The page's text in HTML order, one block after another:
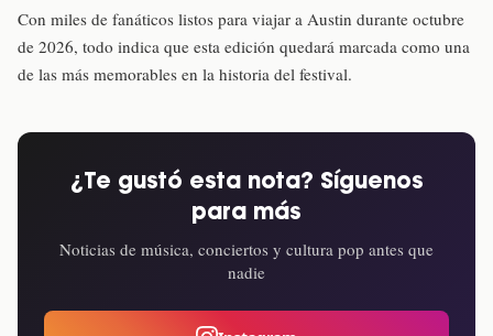
Con miles de fanáticos listos para viajar a Austin durante octubre
de 2026, todo indica que esta edición quedará marcada como una
de las más memorables en la historia del festival.
¿Te gustó esta nota? Síguenos
para más
Noticias de música, conciertos y cultura pop antes que
nadie